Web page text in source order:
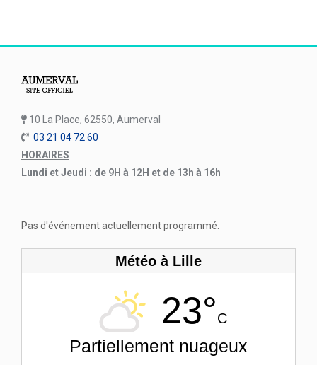
10 La Place, 62550, Aumerval
03 21 04 72 60
HORAIRES
Lundi et Jeudi : de 9H à 12H et de 13h à 16h
Pas d'événement actuellement programmé.
Météo à Lille
23°C
Partiellement nuageux